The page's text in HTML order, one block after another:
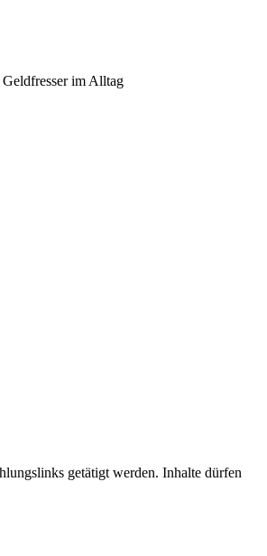
im Alltag
getätigt werden. Inhalte dürfen